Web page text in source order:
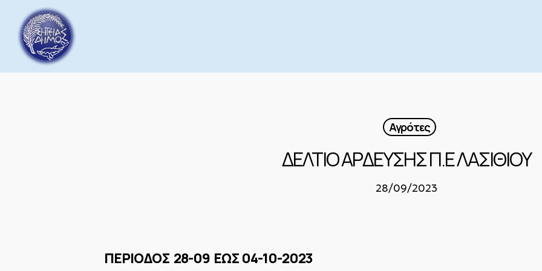
main
content
Αγρότες
ΔΕΛΤΙΟ ΑΡΔΕΥΣΗΣ Π.Ε ΛΑΣΙΘΙΟΥ
28/09/2023
ΠΕΡΙΟΔΟΣ 28-09 ΕΩΣ 04-10-2023